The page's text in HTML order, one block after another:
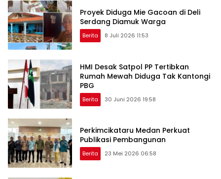
Proyek Diduga Mie Gacoan di Deli
Serdang Diamuk Warga
Berita 8 Juli 2026 11:53
HMI Desak Satpol PP Tertibkan
Rumah Mewah Diduga Tak Kantongi
PBG
Berita 30 Juni 2026 19:58
Perkimcikataru Medan Perkuat
Publikasi Pembangunan
Berita 23 Mei 2026 06:58